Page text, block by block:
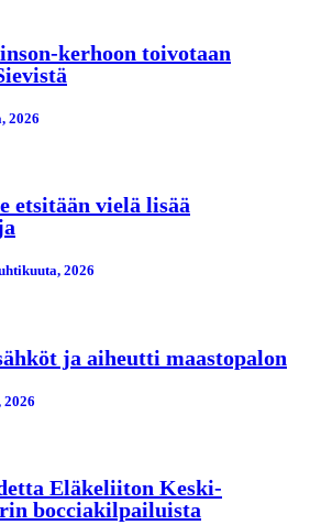
kerhoon toivotaan
2026
vielä lisää
2026
ja aiheutti maastopalon
2026
Eläkeliiton Keski-
bocciakilpailuista